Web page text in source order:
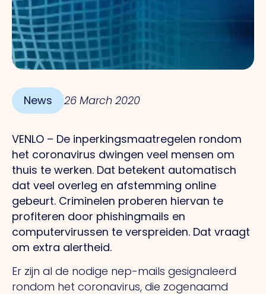
News 26 March 2020
VENLO – De inperkingsmaatregelen rondom
het coronavirus dwingen veel mensen om
thuis te werken. Dat betekent automatisch
dat veel overleg en afstemming online
gebeurt. Criminelen proberen hiervan te
profiteren door phishingmails en
computervirussen te verspreiden. Dat vraagt
om extra alertheid.
Er zijn al de nodige nep-mails gesignaleerd
rondom het coronavirus, die zogenaamd